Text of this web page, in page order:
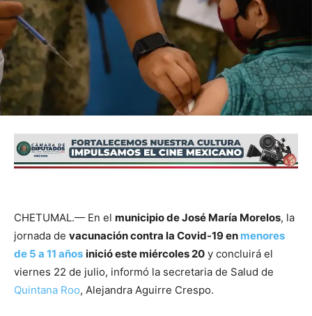
CHETUMAL.— En el municipio de José María Morelos, la
jornada de vacunación contra la Covid-19 en menores
de 5 a 11 años inició este miércoles 20 y concluirá el
viernes 22 de julio, informó la secretaria de Salud de
Quintana Roo, Alejandra Aguirre Crespo.